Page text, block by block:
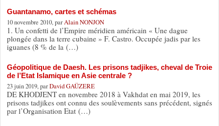
Guantanamo, cartes et schémas
10 novembre 2010, parAlain NONJON
1. Un confetti de l’Empire méridien américain « Une dague
plongée dans la terre cubaine » F. Castro. Occupée jadis par les
iguanes (8 % de la (…)
Géopolitique de Daesh. Les prisons tadjikes, cheval de Troie
de l’Etat Islamique en Asie centrale ?
23 juin 2019, parDavid GAÜZERE
DE KHODJENT en novembre 2018 à Vakhdat en mai 2019, les
prisons tadjikes ont connu des soulèvements sans précédent, signés
par l’Organisation Etat (…)